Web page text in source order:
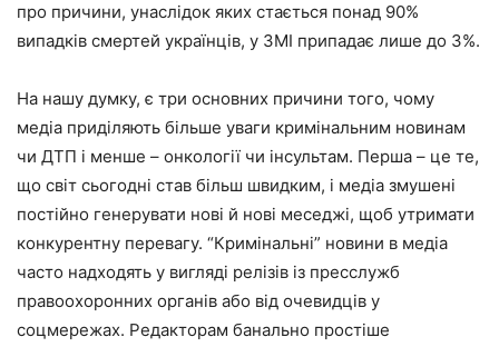
про причини, унаслідок яких стається понад 90%
випадків смертей українців, у ЗМІ припадає лише до 3%.
На нашу думку, є три основних причини того, чому
медіа приділяють більше уваги кримінальним новинам
чи ДТП і менше – онкології чи інсультам. Перша – це те,
що світ сьогодні став більш швидким, і медіа змушені
постійно генерувати нові й нові меседжі, щоб утримати
конкурентну перевагу. “Кримінальні” новини в медіа
часто надходять у вигляді релізів із пресслужб
правоохоронних органів або від очевидців у
соцмережах. Редакторам банально простіше